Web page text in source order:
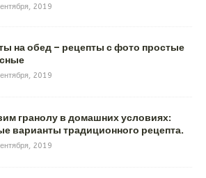
2019
на обед – рецепты с фото простые
2019
гранолу в домашних условиях:
варианты традиционного рецепта.
2019